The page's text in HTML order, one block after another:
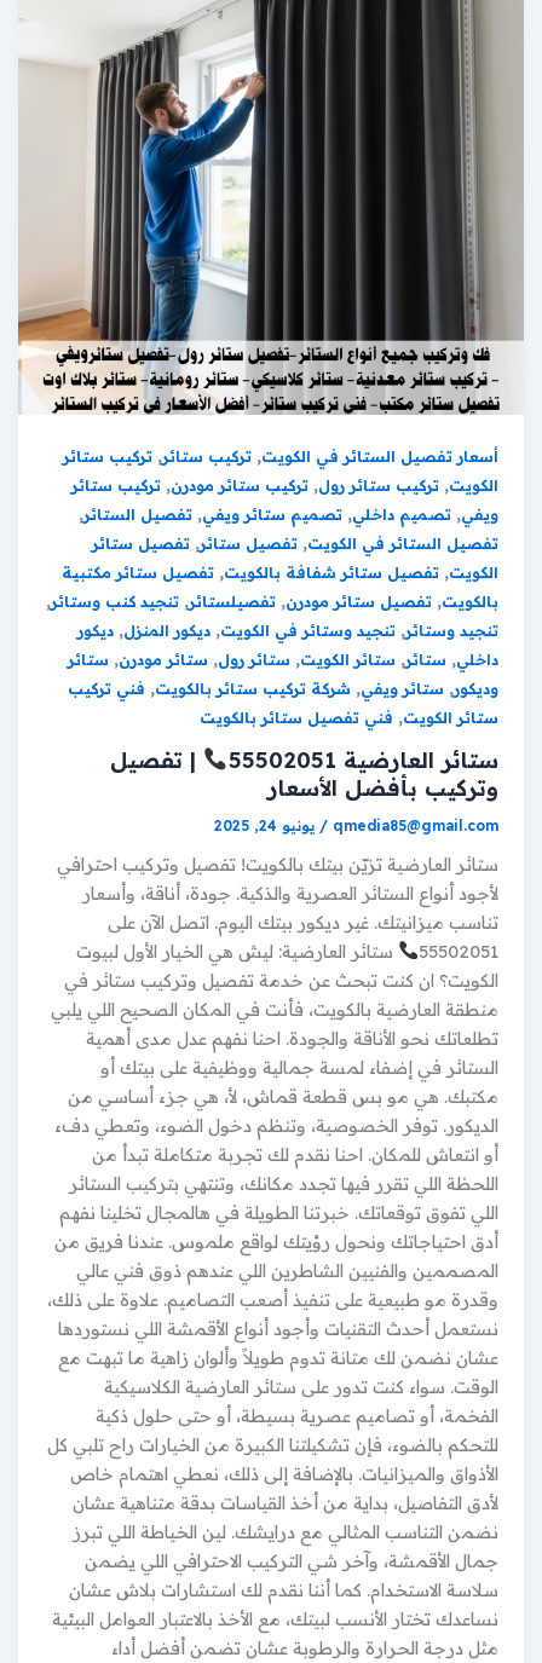
أسعار تفصيل الستائر في الكويت,تركيب ستائر,تركيب ستائر
الكويت,تركيب ستائر رول, تركيب ستائر مودرن,تركيب ستائر
ويفي, تصميم داخلي, تصميم ستائر ويفي, تفصيل الستائر,
تفصيل الستائر في الكويت,تفصيل ستائر,تفصيل ستائر
الكويت,تفصيل ستائر شفافة بالكويت,تفصيل ستائر مكتبية
بالكويت,تفصيل ستائر مودرن,تفصيلستائر,تنجيد كنب وستائر,
تنجيد وستائر,تنجيد وستائر في الكويت,ديكور المنزل, ديكور
داخلي, ستائر,ستائر الكويت,ستائر رول, ستائر مودرن,ستائر
وديكور,ستائر ويفي, شركة تركيب ستائر بالكويت,فني تركيب
ستائر الكويت,فني تفصيل ستائر بالكويت
ستائر العارضية 55502051
| تفصيل
وتركيب بأفضل الأسعار
qmedia85@gmail.com
/ يونيو 24, 2025
ستائر العارضية تزيّن بيتك بالكويت! تفصيل وتركيب احترافي
لأجود أنواع الستائر العصرية والذكية. جودة، أناقة، وأسعار
تناسب ميزانيتك. غير ديكور بيتك اليوم. اتصل الآن على
55502051
ستائر العارضية: ليش هي الخيار الأول لبيوت
الكويت؟ ان كنت تبحث عن خدمة تفصيل وتركيب ستائر في
منطقة العارضية بالكويت، فأنت في المكان الصحيح اللي يلبي
تطلعاتك نحو الأناقة والجودة. احنا نفهم عدل مدى أهمية
الستائر في إضفاء لمسة جمالية ووظيفية على بيتك أو
مكتبك. هي مو بس قطعة قماش، لأ، هي جزء أساسي من
الديكور. توفر الخصوصية، وتنظم دخول الضوء، وتعطي دفء
أو انتعاش للمكان. احنا نقدم لك تجربة متكاملة تبدأ من
اللحظة اللي تقرر فيها تجدد مكانك، وتنتهي بتركيب الستائر
اللي تفوق توقعاتك. خبرتنا الطويلة في هالمجال تخلينا نفهم
أدق احتياجاتك ونحول رؤيتك لواقع ملموس. عندنا فريق من
المصممين والفنيين الشاطرين اللي عندهم ذوق فني عالي
وقدرة مو طبيعية على تنفيذ أصعب التصاميم. علاوة على ذلك،
نستعمل أحدث التقنيات وأجود أنواع الأقمشة اللي نستوردها
عشان نضمن لك متانة تدوم طويلاً وألوان زاهية ما تبهت مع
الوقت. سواء كنت تدور على ستائر العارضية الكلاسيكية
الفخمة، أو تصاميم عصرية بسيطة، أو حتى حلول ذكية
للتحكم بالضوء، فإن تشكيلتنا الكبيرة من الخيارات راح تلبي كل
الأذواق والميزانيات. بالإضافة إلى ذلك، نعطي اهتمام خاص
لأدق التفاصيل، بداية من أخذ القياسات بدقة متناهية عشان
نضمن التناسب المثالي مع درايشك. لين الخياطة اللي تبرز
جمال الأقمشة، وآخر شي التركيب الاحترافي اللي يضمن
سلاسة الاستخدام. كما أننا نقدم لك استشارات بلاش عشان
نساعدك تختار الأنسب لبيتك، مع الأخذ بالاعتبار العوامل البيئية
مثل درجة الحرارة والرطوبة عشان تضمن أفضل أداء